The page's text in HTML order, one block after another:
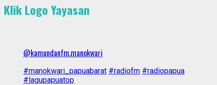
Klik Logo Yayasan
@kamundanfm.manokwari
#manokwari_papuabarat #radiofm #radiopapua
#lagupapuatop